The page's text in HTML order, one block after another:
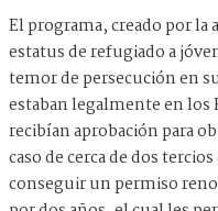
El programa, creado por
estatus de refugiado a
temor de persecución en
estaban legalmente en los
recibían aprobación para
caso de cerca de dos
conseguir un permiso